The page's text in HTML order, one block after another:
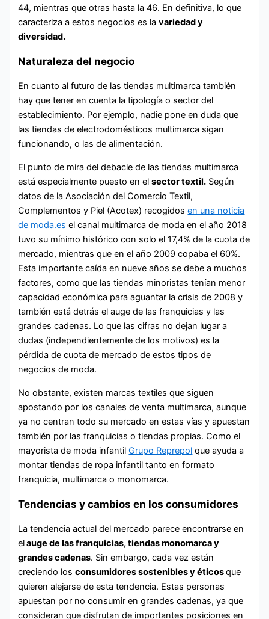
44, mientras que otras hasta la 46. En definitiva, lo que
caracteriza a estos negocios es lavariedad y
diversidad.
Naturaleza del negocio
En cuanto al futuro de las tiendas multimarca también
hay que tener en cuenta la tipología o sector del
establecimiento. Por ejemplo, nadie pone en duda que
las tiendas de electrodomésticos multimarca sigan
funcionando, o las de alimentación.
El punto de mira del debacle de las tiendas multimarca
está especialmente puesto en elsector textil. Según
datos de la Asociación del Comercio Textil,
Complementos y Piel (Acotex) recogidosen una noticia
de moda.es el canal multimarca de moda en el año 2018
tuvo su mínimo histórico con solo el 17,4% de la cuota de
mercado, mientras que en el año 2009 copaba el 60%.
Esta importante caída en nueve años se debe a muchos
factores, como que las tiendas minoristas tenían menor
capacidad económica para aguantar la crisis de 2008 y
también está detrás el auge de las franquicias y las
grandes cadenas. Lo que las cifras no dejan lugar a
dudas (independientemente de los motivos) es la
pérdida de cuota de mercado de estos tipos de
negocios de moda.
No obstante, existen marcas textiles que siguen
apostando por los canales de venta multimarca, aunque
ya no centran todo su mercado en estas vías y apuestan
también por las franquicias o tiendas propias. Como el
mayorista de moda infantilGrupo Reprepol que ayuda a
montar tiendas de ropa infantil tanto en formato
franquicia, multimarca o monomarca.
Tendencias y cambios en los consumidores
La tendencia actual del mercado parece encontrarse en
elauge de las franquicias, tiendas monomarca y
grandes cadenas. Sin embargo, cada vez están
creciendo losconsumidores sostenibles y éticosque
quieren alejarse de esta tendencia. Estas personas
apuestan por no consumir en grandes cadenas, ya que
consideran que disfrutan de importantes posiciones en